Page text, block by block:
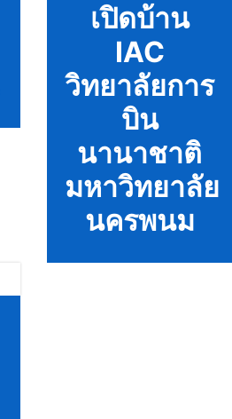
เปิดบ้าน
IAC
วิทยาลัยการ
บิน
นานาชาติ
มหาวิทยาลัย
นครพนม